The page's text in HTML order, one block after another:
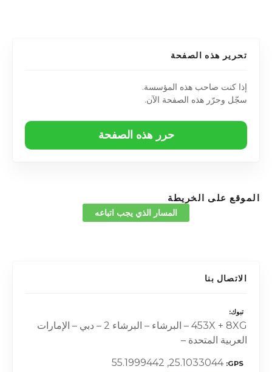
تحرير هذه الصفحة
إذا كنت صاحب هذه المؤسسة.
سجّل وحرّر هذه الصفحة الآن.
حرر هذه الصفحة
الموقع على الخريطة
المسار الذي يجب اتباعه
الاتصال بنا
تبوك
453X + 8XG – البرشاء – البرشاء 2 – دبي – الإمارات
العربية المتحدة –
GPS
25.1033044, 55.1999442